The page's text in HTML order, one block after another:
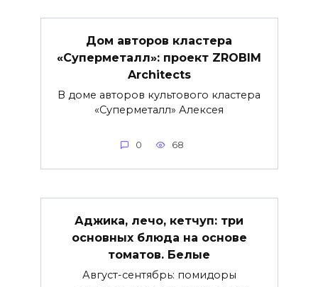
Дом авторов кластера
«Суперметалл»: проект ZROBIM
Architects
В доме авторов культового кластера
«Суперметалл» Алексея
0 68
Аджика, лечо, кетчуп: три
основных блюда на основе
томатов. Белые
Август-сентябрь: помидоры